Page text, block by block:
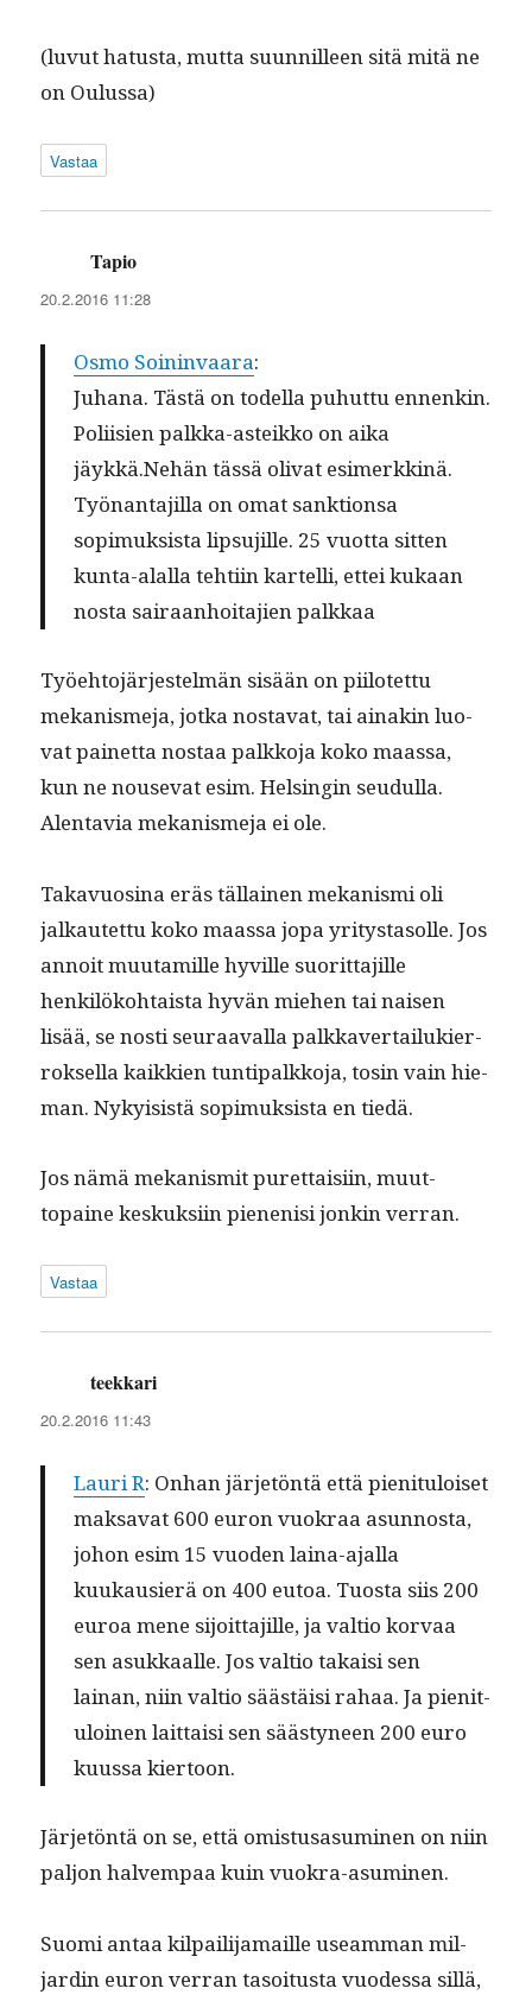
(luvut hatus­ta, mut­ta suun­nilleen sitä mitä ne
on Oulussa)
Vastaa
Tapio
20.2.2016 11:28
Osmo Soin­in­vaara:
Juhana. Tästä on todel­la puhut­tu ennenkin.
Poli­isien palk­ka-asteikko on aika
jäykkä.Nehän tässä oli­vat esimerkkinä.
Työ­nan­ta­jil­la on omat sank­tion­sa
sopimuk­sista lip­su­jille. 25 vuot­ta sit­ten
kun­ta-alal­la tehti­in kartel­li, ettei kukaan
nos­ta sairaan­hoita­jien palkkaa
Työe­hto­jär­jestelmän sisään on piilotet­tu
mekanis­me­ja, jot­ka nos­ta­vat, tai ainakin luo­
vat painet­ta nos­taa palkko­ja koko maas­sa,
kun ne nou­se­vat esim. Helsin­gin seudul­la.
Alen­tavia mekanis­me­ja ei ole.
Takavu­osi­na eräs täl­lainen mekanis­mi oli
jalka­utet­tu koko maas­sa jopa yri­tys­ta­solle. Jos
annoit muu­tamille hyville suorit­ta­jille
henkilöko­htaista hyvän miehen tai naisen
lisää, se nos­ti seu­raaval­la palkkaver­tailukier­
roksel­la kaikkien tun­tipalkko­ja, tosin vain hie­
man. Nyky­i­sistä sopimuk­sista en tiedä.
Jos nämä mekanis­mit puret­taisi­in, muut­
topaine keskuk­si­in pienenisi jonkin verran.
Vastaa
teekkari
20.2.2016 11:43
Lau­ri R: Onhan jär­jetön­tä että pien­i­t­u­loiset
mak­sa­vat 600 euron vuokraa asun­nos­ta,
johon esim 15 vuo­den laina-ajal­la
kuukausierä on 400 eutoa. Tuos­ta siis 200
euroa mene sijoit­ta­jille, ja val­tio kor­vaa
sen asukkaalle. Jos val­tio takaisi sen
lainan, niin val­tio säästäisi rahaa. Ja pien­i­t­
u­loinen lait­taisi sen säästyneen 200 euro
kuus­sa kiertoon.
Jär­jetön­tä on se, että omis­tusasum­i­nen on niin
paljon halvem­paa kuin vuokra-asuminen.
Suo­mi antaa kil­pail­i­ja­maille use­am­man mil­
jardin euron ver­ran tasoi­tus­ta vuodessa sil­lä,